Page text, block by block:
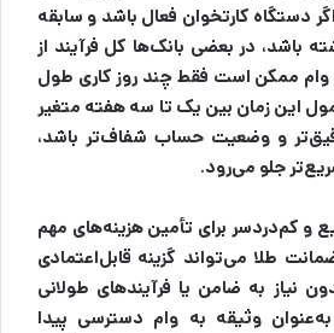
دستگاه کارتخوان فعال باشد و سابقه
باشد، در بعضی بانک‌ها کل فرآیند از
وام ممکن است فقط چند روز کاری طول
این زمان بین یک تا سه هفته متغیر
و وضعیت حساب شفاف‌تر باشد،
جلو می‌رود.
و کم‌دردسر برای تأمین هزینه‌های مهم
طلا می‌تواند گزینه قابل‌اعتمادی
نیاز به ضامن یا فرآیندهای طولانی
وثیقه به وام دسترسی پیدا